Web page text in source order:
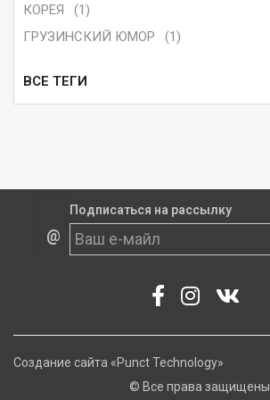
КОРЕЯ
(1)
ГРУЗИНСКИЙ ЮМОР
(1)
ВСЕ ТЕГИ
Подписаться на рассылку
@
Создание сайта «Punct Technology»
© Все права защищены